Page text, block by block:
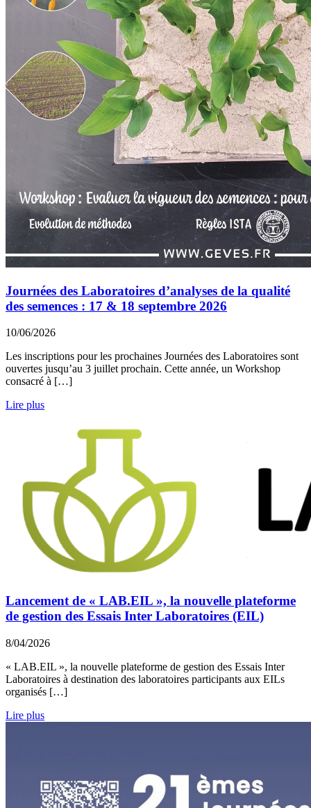
Journées des Laboratoires d’analyses de la qualité
des semences : 17 & 18 septembre 2026
10/06/2026
Les inscriptions pour les prochaines Journées des Laboratoires sont
ouvertes jusqu’au 3 juillet prochain. Cette année, un Workshop
consacré à […]
Lire plus
Lancement de « LAB.EIL », la nouvelle plateforme
de gestion des Essais Inter Laboratoires (EIL)
8/04/2026
« LAB.EIL », la nouvelle plateforme de gestion des Essais Inter
Laboratoires à destination des laboratoires participants aux EILs
organisés […]
Lire plus